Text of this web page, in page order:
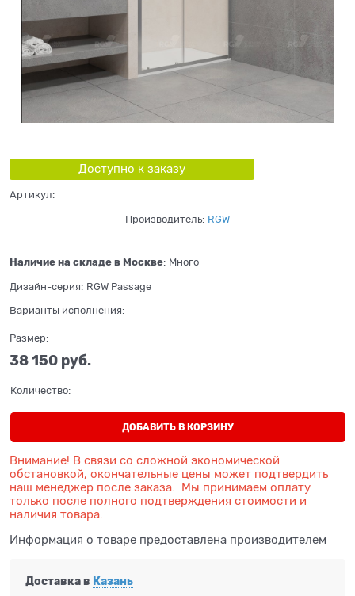
Доступно к заказу
Артикул:
Производитель: RGW
Наличие на складе в Москве: Много
Дизайн-серия: RGW Passage
Варианты исполнения:
Размер:
38 150 руб.
Количество:
ДОБАВИТЬ В КОРЗИНУ
Внимание! В связи со сложной экономической
обстановкой, окончательные цены может подтвердить
наш менеджер после заказа. Мы принимаем оплату
только после полного подтверждения стоимости и
наличия товара.
Информация о товаре предоставлена производителем
Доставка в Казань